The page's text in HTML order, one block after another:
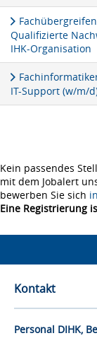
Qualifizierte
IHK-Organisation
IT-Support (w/m/
Kein passendes
mit dem Jobalert
bewerben Sie sich
Eine Registrierung
Kontakt
Personal DIHK,